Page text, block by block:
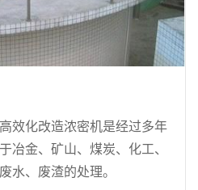
效化改造浓密机是经过多年
冶金、矿山、煤炭、化工、
水、废渣的处理。